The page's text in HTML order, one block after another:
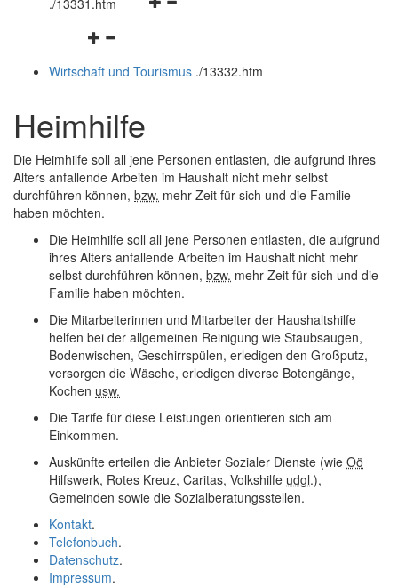
./13331.htm
Navigationsmenü
und
Wirtschaft und Tourismus ./13332.htm
Heimhilfe
Die Heimhilfe soll all jene Personen entlasten, die aufgrund ihres
Alters anfallende Arbeiten im Haushalt nicht mehr selbst
durchführen können, bzw. mehr Zeit für sich und die Familie
haben möchten.
Die Heimhilfe soll all jene Personen entlasten, die aufgrund
ihres Alters anfallende Arbeiten im Haushalt nicht mehr
selbst durchführen können, bzw. mehr Zeit für sich und die
Familie haben möchten.
Die Mitarbeiterinnen und Mitarbeiter der Haushaltshilfe
helfen bei der allgemeinen Reinigung wie Staubsaugen,
Bodenwischen, Geschirrspülen, erledigen den Großputz,
versorgen die Wäsche, erledigen diverse Botengänge,
Kochen usw.
Die Tarife für diese Leistungen orientieren sich am
Einkommen.
Auskünfte erteilen die Anbieter Sozialer Dienste (wie Oö
Hilfswerk, Rotes Kreuz, Caritas, Volkshilfe udgl.),
Gemeinden sowie die Sozialberatungsstellen.
Kontakt.
Telefonbuch.
Datenschutz.
Impressum.